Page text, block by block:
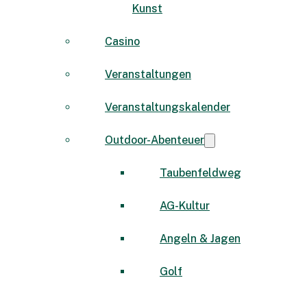
Kunst
Casino
Veranstaltungen
Veranstaltungskalender
Outdoor-Abenteuer
Taubenfeldweg
AG-Kultur
Angeln & Jagen
Golf